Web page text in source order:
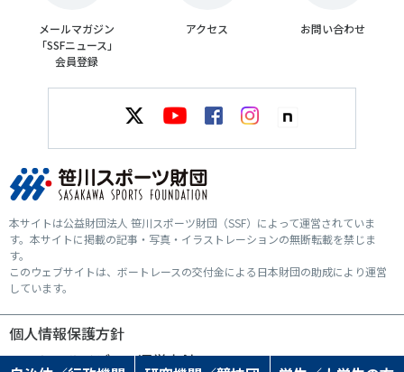
メールマガジン
「SSFニュース」
会員登録
アクセス お問い合わせ
本サイトは公益財団法人 笹川スポーツ財団（SSF）によって運営されていま
す。本サイトに掲載の記事・写真・イラストレーションの無断転載を禁じま
す。
このウェブサイトは、ボートレースの交付金による日本財団の助成により運営
しています。
個人情報保護方針
ソーシャルメディア運営方針